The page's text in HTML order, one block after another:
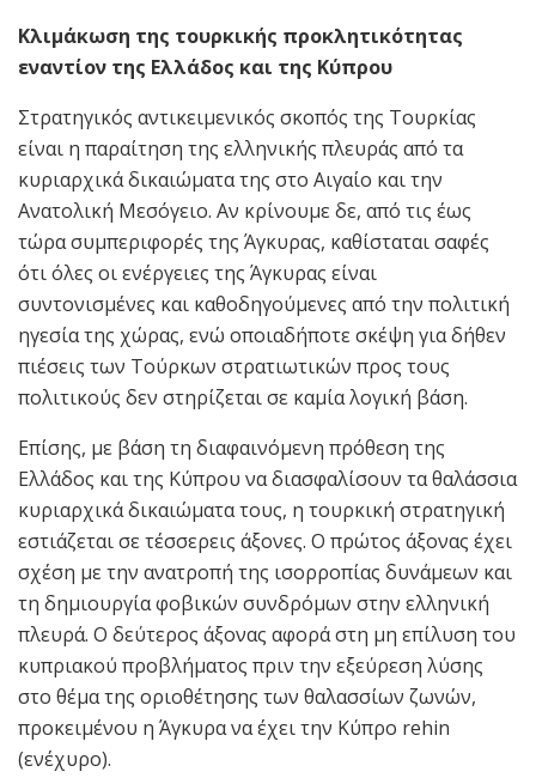
Κλιμάκωση της τουρκικής προκλητικότητας
εναντίον της Ελλάδος και της Κύπρου
Στρατηγικός αντικειμενικός σκοπός της Τουρκίας
είναι η παραίτηση της ελληνικής πλευράς από τα
κυριαρχικά δικαιώματα της στο Αιγαίο και την
Ανατολική Μεσόγειο. Αν κρίνουμε δε, από τις έως
τώρα συμπεριφορές της Άγκυρας, καθίσταται σαφές
ότι όλες οι ενέργειες της Άγκυρας είναι
συντονισμένες και καθοδηγούμενες από την πολιτική
ηγεσία της χώρας, ενώ οποιαδήποτε σκέψη για δήθεν
πιέσεις των Τούρκων στρατιωτικών προς τους
πολιτικούς δεν στηρίζεται σε καμία λογική βάση.
Επίσης, με βάση τη διαφαινόμενη πρόθεση της
Ελλάδος και της Κύπρου να διασφαλίσουν τα θαλάσσια
κυριαρχικά δικαιώματα τους, η τουρκική στρατηγική
εστιάζεται σε τέσσερεις άξονες. Ο πρώτος άξονας έχει
σχέση με την ανατροπή της ισορροπίας δυνάμεων και
τη δημιουργία φοβικών συνδρόμων στην ελληνική
πλευρά. Ο δεύτερος άξονας αφορά στη μη επίλυση του
κυπριακού προβλήματος πριν την εξεύρεση λύσης
στο θέμα της οριοθέτησης των θαλασσίων ζωνών,
προκειμένου η Άγκυρα να έχει την Κύπρο rehin
(ενέχυρο).